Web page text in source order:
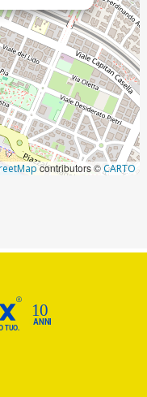
contributors ©CARTO